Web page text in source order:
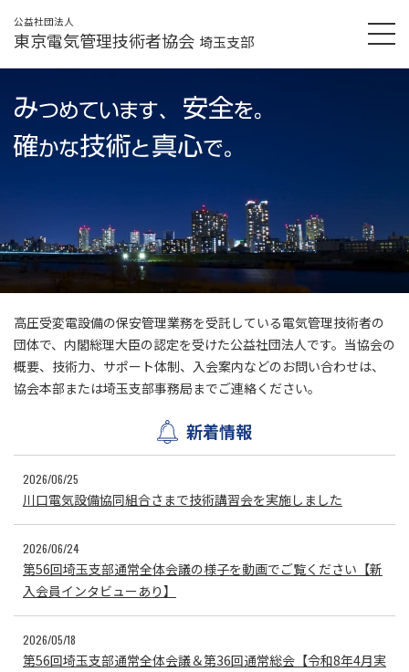
公益社団法人
東京電気管理技術者協会 埼玉支部
高圧受変電設備の保安管理業務を受託している電気管理技術者の
団体で、内閣総理大臣の認定を受けた公益社団法人です。当協会の
概要、技術力、サポート体制、入会案内などのお問い合わせは、
協会本部または埼玉支部事務局までご連絡ください。
新着情報
2026/06/25
川口電気設備協同組合さまで技術講習会を実施しました
2026/06/24
第56回埼玉支部通常全体会議の様子を動画でご覧ください【新
入会員インタビューあり】
2026/05/18
第56回埼玉支部通常全体会議＆第36回通常総会【令和8年4月実